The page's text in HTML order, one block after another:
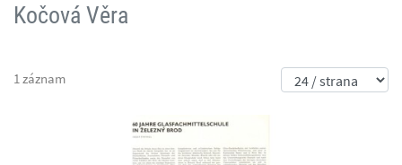
Kočová Věra
1 záznam